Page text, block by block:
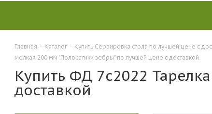
Главная - Каталог - Купить Сервировка стола по лучшей цене с
мелкая 200 мм "Полосатики зебры" по лучшей цене с доставкой
Купить ФД 7с2022
доставкой